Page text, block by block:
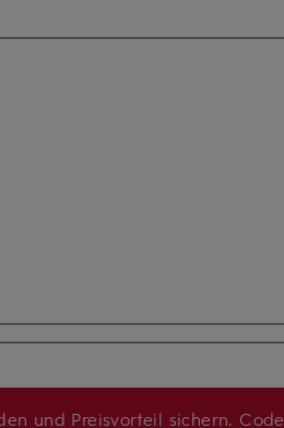
und Preisvorteil sichern. Code